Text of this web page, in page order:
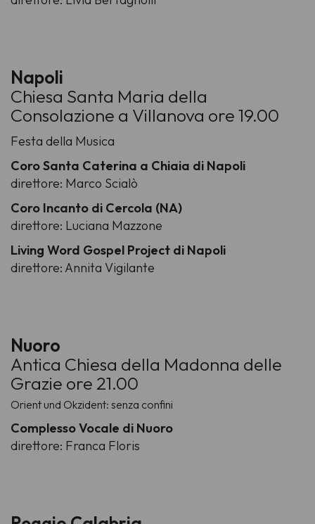
Napoli
Chiesa Santa Maria della
Consolazione a Villanova ore 19.00
Festa della Musica
Coro Santa Caterina a Chiaia di Napoli
direttore: Marco Scialò
Coro Incanto di Cercola (NA)
direttore: Luciana Mazzone
Living Word Gospel Project di Napoli
direttore: Annita Vigilante
Nuoro
Antica Chiesa della Madonna delle
Grazie ore 21.00
Orient und Okzident: senza confini
Complesso Vocale di Nuoro
direttore: Franca Floris